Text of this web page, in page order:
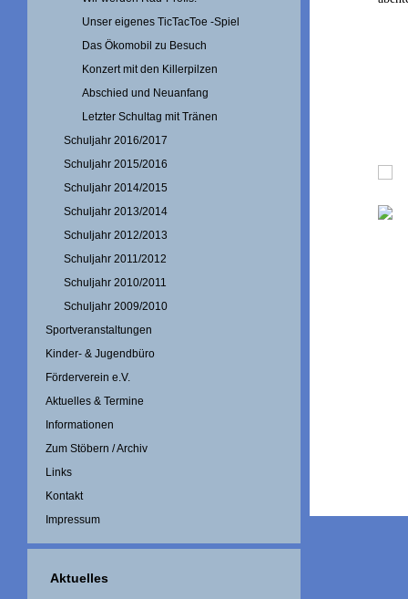
Unser eigenes TicTacToe -Spiel
Das Ökomobil zu Besuch
Konzert mit den Killerpilzen
Abschied und Neuanfang
Letzter Schultag mit Tränen
Schuljahr 2016/2017
Schuljahr 2015/2016
Schuljahr 2014/2015
Schuljahr 2013/2014
Schuljahr 2012/2013
Schuljahr 2011/2012
Schuljahr 2010/2011
Schuljahr 2009/2010
Sportveranstaltungen
Kinder- & Jugendbüro
Förderverein e.V.
Aktuelles & Termine
Informationen
Zum Stöbern / Archiv
Links
Kontakt
Impressum
Aktuelles